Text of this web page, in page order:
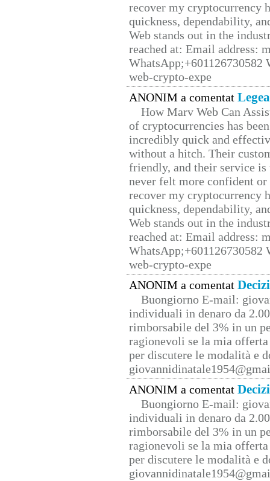
recover my cryptocurrency
quickness, dependability,
Web stands out in the
reached at: Email address:
web-crypto-expe
ANONIM a comentat
How Marv Web Can
of cryptocurrencies has
incredibly quick and
without a hitch. Their
friendly, and their service
never felt more confident
recover my cryptocurrency
quickness, dependability,
Web stands out in the
reached at: Email address:
web-crypto-expe
ANONIM a comentat
Buongiorno E-mail:
individuali in denaro da
rimborsabile del 3% in un
ragionevoli se la mia
per discutere le modalità e
ANONIM a comentat
Buongiorno E-mail:
individuali in denaro da
rimborsabile del 3% in un
ragionevoli se la mia
per discutere le modalità e